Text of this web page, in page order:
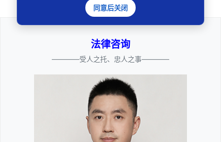
法律咨询
————受人之托、忠人之事————
同意后关闭